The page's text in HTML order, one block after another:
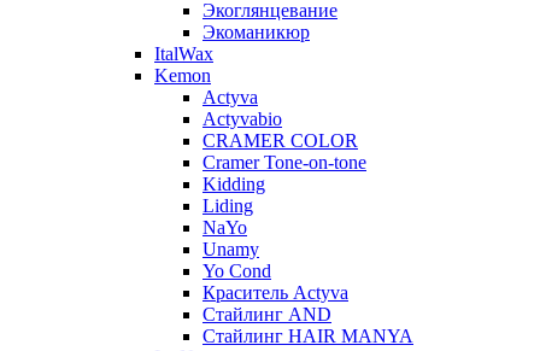
Экоглянцевание
Экоманикюр
ItalWax
Kemon
Actyva
Actyvabio
CRAMER COLOR
Cramer Tone-on-tone
Kidding
Liding
NaYo
Unamy
Yo Cond
Краситель Actyva
Стайлинг AND
Стайлинг HAIR MANYA